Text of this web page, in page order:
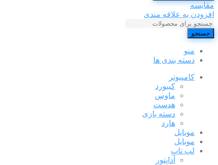
مقایسه
افزودن به علاقه مندی
جستجو
منو
دسته بندی ها
کامپیوتر
کیبورد
ماوس
هدست
دسته بازی
هارد
موبایل
موبایل
لپ تاپ
آداپتور